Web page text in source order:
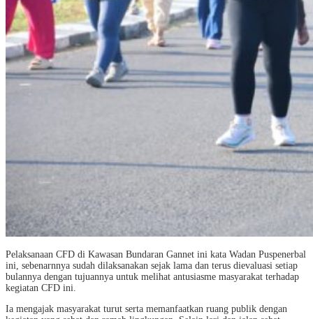
Pelaksanaan CFD di Kawasan Bundaran Gannet ini kata Wadan Puspenerbal
ini, sebenarnnya sudah dilaksanakan sejak lama dan terus dievaluasi setiap
bulannya dengan tujuannya untuk melihat antusiasme masyarakat terhadap
kegiatan CFD ini.
Ia mengajak masyarakat turut serta memanfaatkan ruang publik dengan